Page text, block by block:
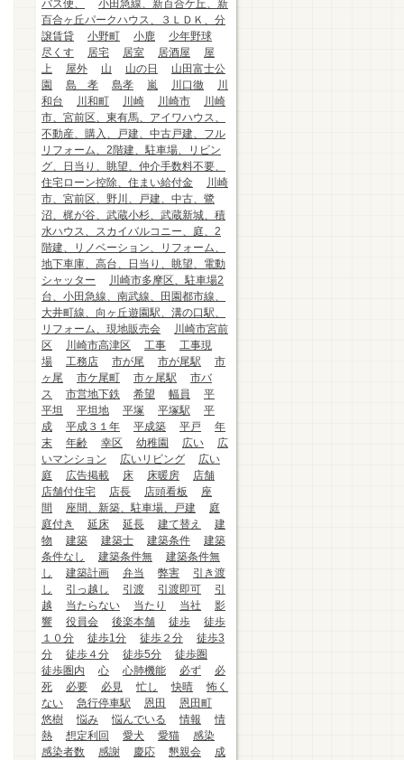
バス便、
小田急線、新百合ケ丘、新
百合ヶ丘パークハウス、３ＬＤＫ、分
譲賃貸
小野町 小鹿
少年野球
尽くす
居宅 居室 居酒屋
屋
上
屋外 山 山の日
山田富士公
園
島 孝 島孝 嵐 川口徹
川
和台
川和町 川崎 川崎市
川崎
市、宮前区、東有馬、アイワハウス、
不動産、購入、戸建、中古戸建、フル
リフォーム、2階建、駐車場、リビン
グ、日当り、眺望、仲介手数料不要、
住宅ローン控除、住まい給付金
川崎
市、宮前区、野川、戸建、中古、鷺
沼、梶が谷、武蔵小杉、武蔵新城、積
水ハウス、スカイバルコニー、庭、2
階建、リノベーション、リフォーム、
地下車庫、高台、日当り、眺望、電動
シャッター
川崎市多摩区、駐車場2
台、小田急線、南武線、田園都市線、
大井町線、向ヶ丘遊園駅、溝の口駅、
リフォーム、現地販売会
川崎市宮前
区
川崎市高津区 工事
工事現
場
工務店 市が尾 市が尾駅
市
ヶ尾
市ケ尾町 市ヶ尾駅
市バ
ス
市営地下鉄 希望 幅員
平
平坦
平坦地 平塚 平塚駅
平
成
平成３１年 平成築 平戸
年
末
年齢 幸区 幼稚園 広い
広
いマンション
広いリビング
広い
庭
広告掲載 床 床暖房
店舗
店舗付住宅
店長 店頭看板
座
間
座間、新築、駐車場、戸建
庭
庭付き
延床 延長 建て替え
建
物
建築 建築士 建築条件
建築
条件なし
建築条件無
建築条件無
し
建築計画 弁当 弊害
引き渡
し
引っ越し 引渡 引渡即可
引
越
当たらない 当たり 当社
影
響
役員会 後楽本舗 徒歩
徒歩
１０分
徒歩1分 徒歩２分
徒歩3
分
徒歩４分 徒歩5分
徒歩圏
徒歩圏内
心 心肺機能 必ず
必
死
必要 必見 忙し 快晴
怖く
ない
急行停車駅 恩田
恩田町
悠樹
悩み 悩んでいる 情報
情
熱
想定利回 愛犬 愛猫
感染
感染者数
感謝 慶応 懇親会
成